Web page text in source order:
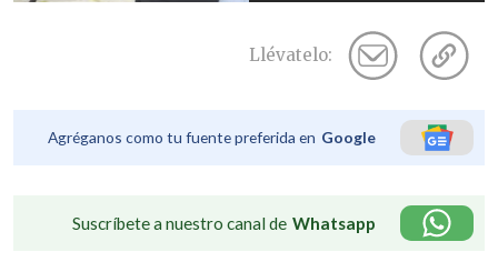
Llévatelo:
Agréganos como tu fuente preferida en Google
Suscríbete a nuestro canal de Whatsapp